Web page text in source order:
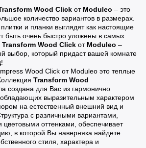
Wood Click от Moduleo – это
количество вариантов в размерах.
и планки выглядят как настоящие
быть очень быстро уложены в самых
Transform Wood Click от Moduleo –
выбор, который придаст вашей комнате
Wood Click от Moduleo это теплые
Transform Wood
создана для Вас из гармонично
выразительным характером
на естественный внешний вид и
с различными вариантами,
оттенками, обеспечивает
в которой Вы наверняка найдете
стиля, характера и